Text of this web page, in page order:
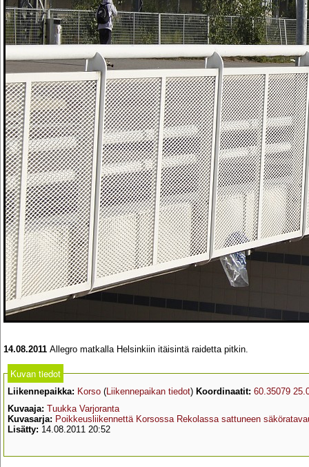
14.08.2011 Allegro matkalla Helsinkiin itäisintä raidetta pitkin.
Kuvan tiedot
Liikennepaikka: Korso (Liikennepaikan tiedot) Koordinaatit: 60.35079
Kuvaaja: Tuukka Varjoranta
Kuvasarja: Poikkeusliikennettä Korsossa Rekolassa sattuneen
Lisätty: 14.08.2011 20:52